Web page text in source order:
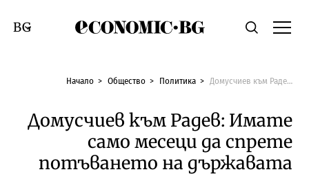
Economic.bgТърсене
Смяна на език
Начало Общество Политика Домусчиев към Радев: Имате само месеци да спрете потъването на държавата
Домусчиев към Радев: Имате
само месеци да спрете
потъването на държавата